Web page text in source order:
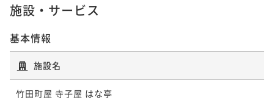
施設・サービス
基本情報
施設名
竹田町屋 寺子屋 はな亭